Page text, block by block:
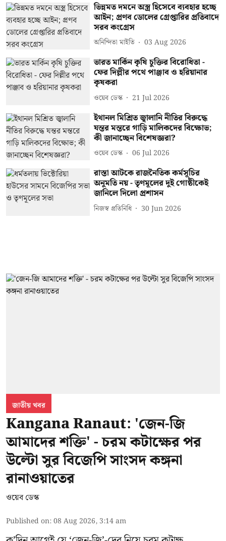
ভিন্নমত দমনে অস্ত্র হিসেবে ব্যবহার হচ্ছে
আইন; প্রণব ডোলের গ্রেপ্তারির প্রতিবাদে
সরব কংগ্রেস
অনিন্দিতা মাইতি 03 Aug 2026
ভারত মার্কিন কৃষি চুক্তির বিরোধিতা -
ফের দিল্লীর পথে পাঞ্জাব ও হরিয়ানার
কৃষকরা
ওয়েব ডেস্ক 21 Jul 2026
ইথানল মিশ্রিত জ্বালানি নীতির বিরুদ্ধে
যন্তর মন্তরে গাড়ি মালিকদের বিক্ষোভ;
কী জানাচ্ছেন বিশেষজ্ঞরা?
ওয়েব ডেস্ক 06 Jul 2026
রাস্তা আটকে রাজনৈতিক কর্মসূচির
অনুমতি নয় - তৃণমূলের দুই গোষ্ঠীকেই
জানিলে দিলো প্রশাসন
নিজস্ব প্রতিনিধি 30 Jun 2026
জাতীয় খবর
Kangana Ranaut: 'জেন-জি
আমাদের শক্তি' - চরম কটাক্ষের পর
উল্টো সুর বিজেপি সাংসদ কঙ্গনা
রানাওয়াতের
ওয়েব ডেস্ক
Published on:08 Aug 2026, 3:14 am